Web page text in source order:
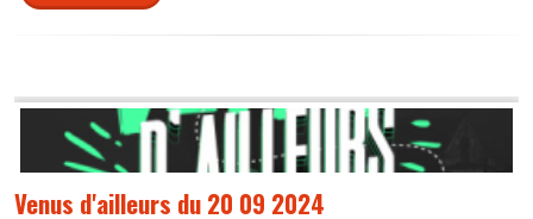
Venus d'ailleurs du 20 09 2024